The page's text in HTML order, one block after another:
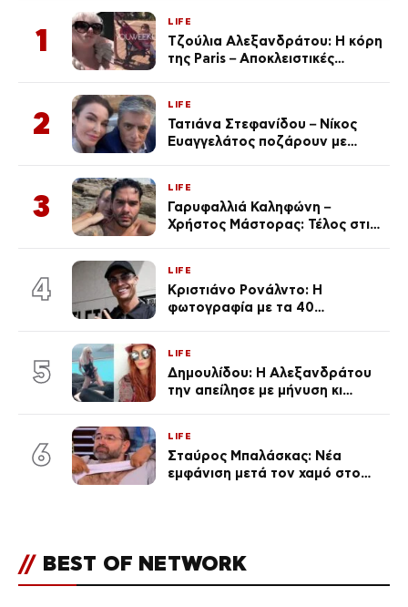
1
LIFE
Τζούλια Αλεξανδράτου: Η κόρη
της Paris – Αποκλειστικές
2
LIFE
Τατιάνα Στεφανίδου – Νίκος
Ευαγγελάτος ποζάρουν με
3
LIFE
Γαρυφαλλιά Καληφώνη –
Χρήστος Μάστορας: Τέλος στις
4
LIFE
Κριστιάνο Ρονάλντο: Η
φωτογραφία με τα 40
εκ. likes
5
LIFE
Δημουλίδου: Η Αλεξανδράτου
την απείλησε με μήνυση κι
ποια είσαι σοκαρίστικα»
6
LIFE
Σταύρος Μπαλάσκας: Νέα
εμφάνιση μετά τον χαμό στο
// BEST OF NETWORK